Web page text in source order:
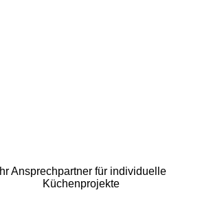
Ihr Ansprechpartner für individuelle
Küchenprojekte